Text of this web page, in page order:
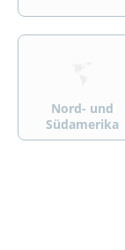
>
Nord- und
Südamerika